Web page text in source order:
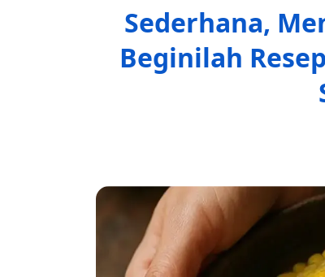
Sederhana,
Beginilah